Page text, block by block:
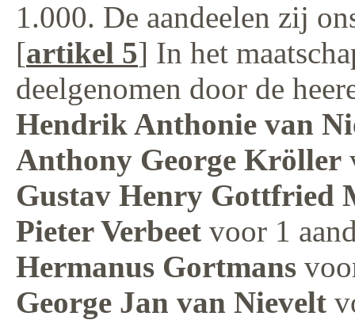
1.000. De aandeelen zij
[artikel 5] In het
deelgenomen door de
Hendrik Anthonie van
Anthony George Kröller
Gustav Henry Gottfried
Pieter Verbeet voor 1
Hermanus Gortmans
George Jan van Nievelt